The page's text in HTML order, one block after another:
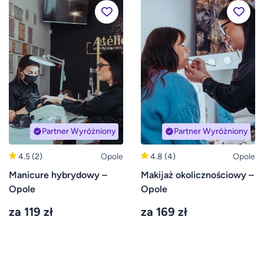
Partner Wyróżniony
4.5(2) Opole
Manicure hybrydowy –
Opole
za 119 zł
Partner Wyróżniony
4.8 (4) Opole
Makijaż okolicznościowy –
Opole
za 169 zł